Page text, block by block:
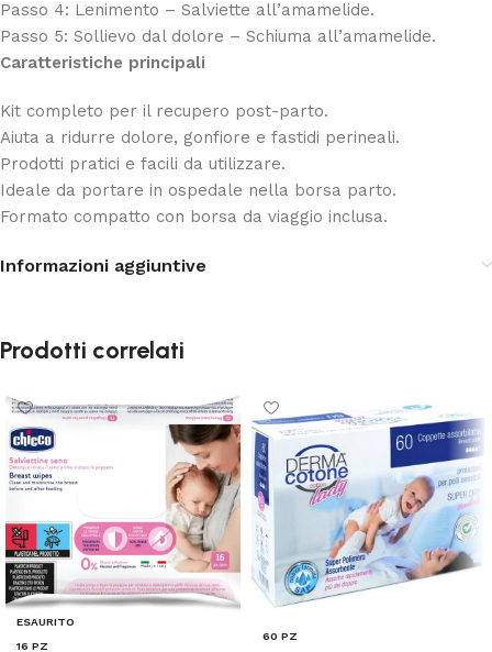
Passo 4: Lenimento – Salviette all’amamelide.
Passo 5: Sollievo dal dolore – Schiuma all’amamelide.
Caratteristiche principali
Kit completo per il recupero post-parto.
Aiuta a ridurre dolore, gonfiore e fastidi perineali.
Prodotti pratici e facili da utilizzare.
Ideale da portare in ospedale nella borsa parto.
Formato compatto con borsa da viaggio inclusa.
Informazioni aggiuntive
Prodotti correlati
ESAURITO
16 PZ
60 PZ